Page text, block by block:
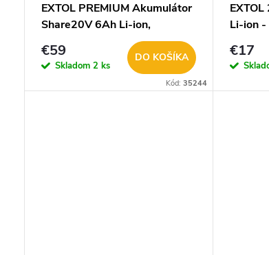
EXTOL PREMIUM Akumulátor
Share20V 6Ah Li-ion,
€59
Skladom 2 ks
DO KOŠÍKA
Kód:35244
Li-ion
€17